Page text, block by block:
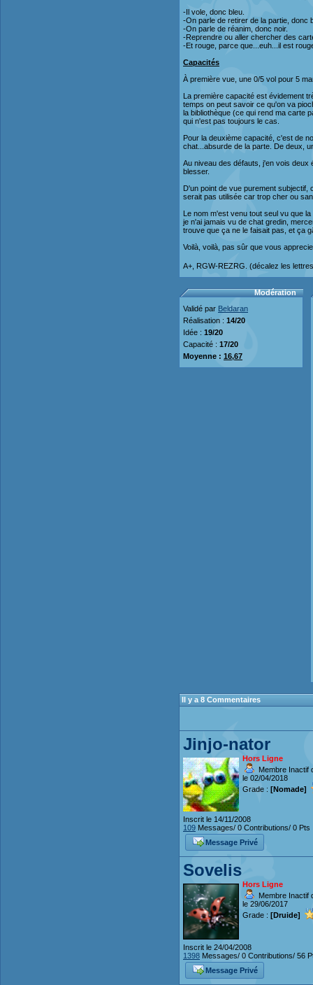
-Il vole, donc bleu.
-On parle de retirer de la partie, donc
-On parle de réanim, donc noir.
-Reprendre ou aller chercher des
-Et rouge, parce que...euh...il est
Capacités
À première vue, une 0/5 vol pour 5
La première capacité est évidement
temps on peut savoir ce qu'on va
la bibliothèque (ce qui rend ma carte
qui n'est pas toujours le cas.
Pour la deuxième capacité, c'est de
chat...absurde de la parte. De deux,
Au niveau des défauts, j'en vois
blesser.
D'un point de vue purement subjectif,
serait pas utilisée car trop cher ou
Le nom m'est venu tout seul vu que
je n'ai jamais vu de chat gredin,
trouve que ça ne le faisait pas, et ça
Voilà, voilà, pas sûr que vous
A+, RGW-REZRG. (décalez les
Modération
Validé par Beldaran
Réalisation : 14/20
Idée : 19/20
Capacité : 17/20
Moyenne : 16,67
Il y a 8 Commentaires
Jinjo-nator
Hors Ligne
Membre Inactif
le 02/04/2018
Grade : [Nomade]
Inscrit le 14/11/2008
109 Messages/ 0 Contributions/ 0 Pts
Message Privé
Sovelis
Hors Ligne
Membre Inactif
le 29/06/2017
Grade : [Druide]
Inscrit le 24/04/2008
1398 Messages/ 0 Contributions/ 56
Message Privé